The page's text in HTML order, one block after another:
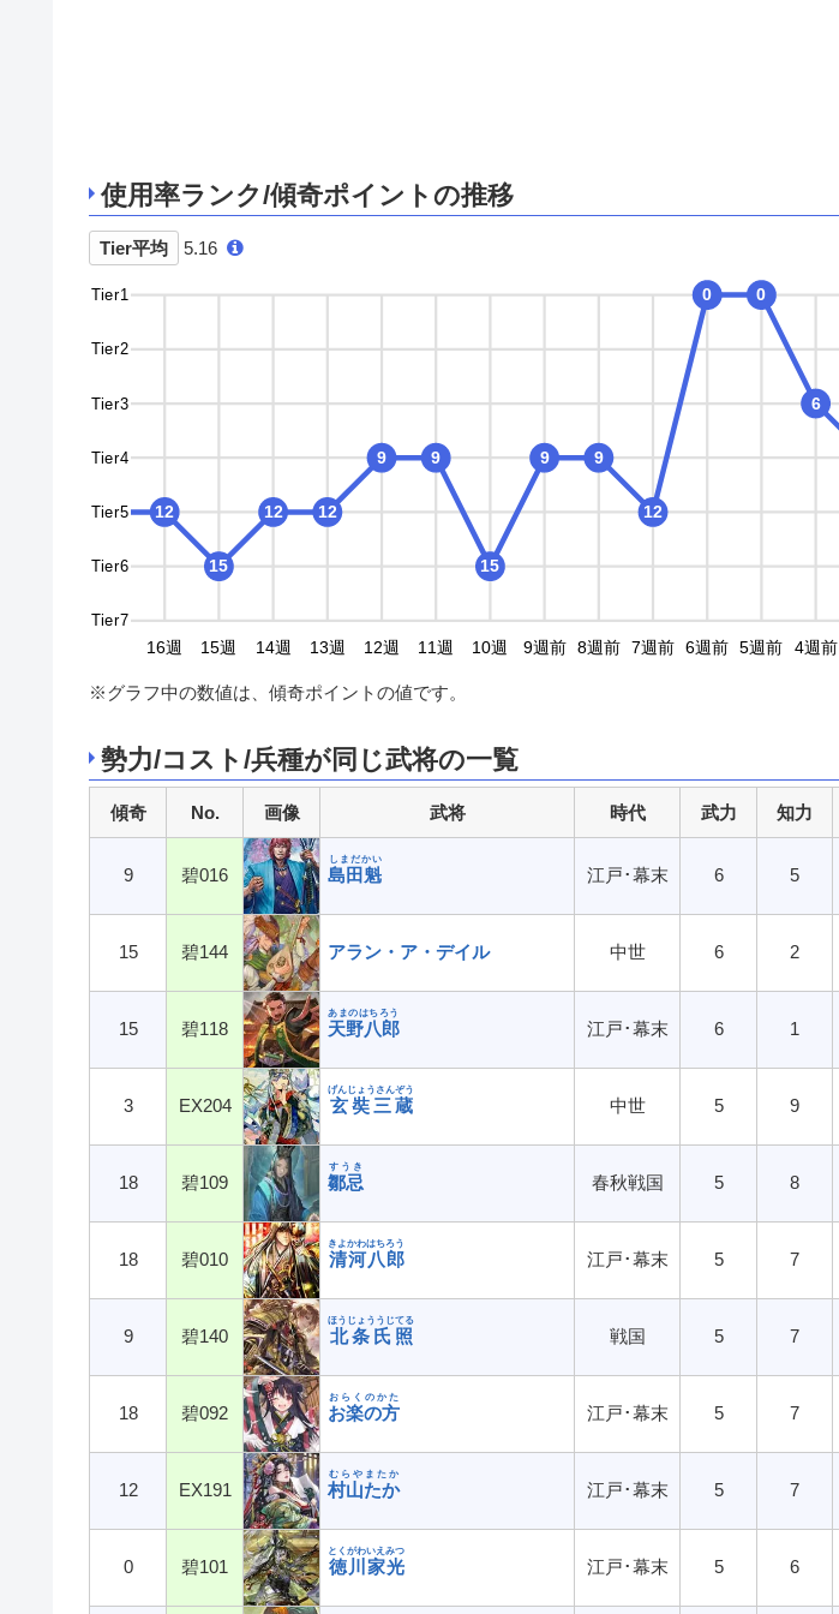
使用率ランク/傾奇ポイントの推移
Tier平均 5.16
Tier1
Tier2
Tier3
Tier4
Tier5
Tier6
Tier7
16週 15週 14週 13週 12週 11週 10週 9週前 8週前 7週前 6週前 5週前 4週前
12 12
15
12 12
9 9
15
9 9
12
0 0
6
※グラフ中の数値は、傾奇ポイントの値です。
勢力/コスト/兵種が同じ武将の一覧
傾奇 No. 画像 武将 時代 武力 知力
9 碧016 島田魁
しまだかい
江戸･幕末 6 5
15 碧144 アラン・ア・デイル 中世 6 2
15 碧118 天野八郎
あまのはちろう
江戸･幕末 6 1
3 EX204 玄奘三蔵
げんじょうさんぞう
中世 5 9
18 碧109 鄒忌
すうき
春秋戦国 5 8
18 碧010 清河八郎
きよかわはちろう
江戸･幕末 5 7
9 碧140 北条氏照
ほうじょううじてる
戦国 5 7
18 碧092 お楽の方
おらくのかた
江戸･幕末 5 7
12 EX191 村山たか
むらやまたか
江戸･幕末 5 7
0 碧101 徳川家光
とくがわいえみつ
江戸･幕末 5 6